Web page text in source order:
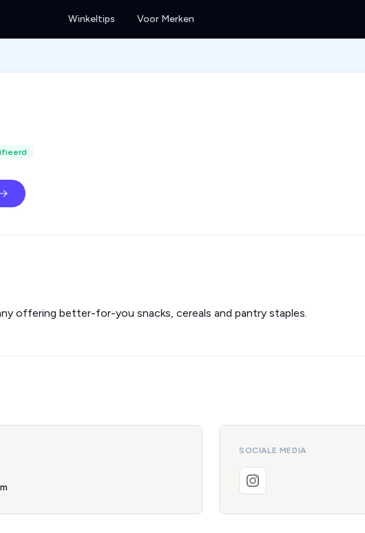
Winkeltips Voor Merken
offering better-for-you snacks, cereals and pantry staples.
SOCIALE MEDIA